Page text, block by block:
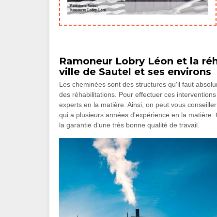
Ramoneur Lobry Léon et la
ville de Sautel et ses environs
Les cheminées sont des structures qu'il faut
des réhabilitations. Pour effectuer ces
experts en la matière. Ainsi, on peut vous
qui a plusieurs années d'expérience en la
la garantie d'une très bonne qualité de travail.